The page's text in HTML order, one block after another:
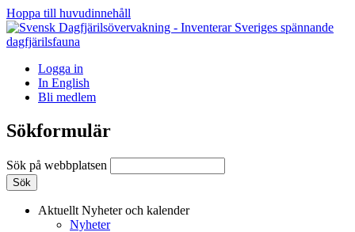
Hoppa till huvudinnehåll
Logga in
In English
Bli medlem
Sökformulär
Sök på webbplatsen
Aktuellt Nyheter och kalender
Nyheter